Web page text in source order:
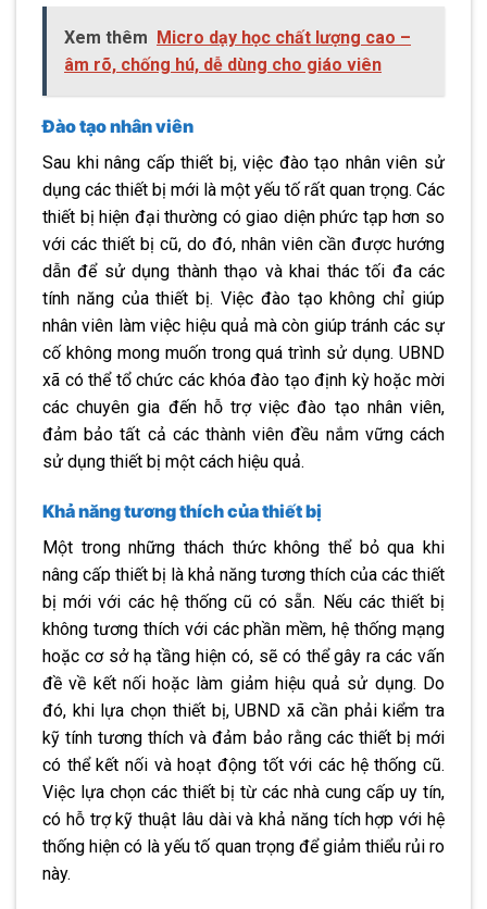
Xem thêm
Micro dạy học chất lượng cao –
âm rõ, chống hú, dễ dùng cho giáo viên
Đào tạo nhân viên
Sau khi nâng cấp thiết bị, việc đào tạo nhân viên sử
dụng các thiết bị mới là một yếu tố rất quan trọng. Các
thiết bị hiện đại thường có giao diện phức tạp hơn so
với các thiết bị cũ, do đó, nhân viên cần được hướng
dẫn để sử dụng thành thạo và khai thác tối đa các
tính năng của thiết bị. Việc đào tạo không chỉ giúp
nhân viên làm việc hiệu quả mà còn giúp tránh các sự
cố không mong muốn trong quá trình sử dụng. UBND
xã có thể tổ chức các khóa đào tạo định kỳ hoặc mời
các chuyên gia đến hỗ trợ việc đào tạo nhân viên,
đảm bảo tất cả các thành viên đều nắm vững cách
sử dụng thiết bị một cách hiệu quả.
Khả năng tương thích của thiết bị
Một trong những thách thức không thể bỏ qua khi
nâng cấp thiết bị là khả năng tương thích của các thiết
bị mới với các hệ thống cũ có sẵn. Nếu các thiết bị
không tương thích với các phần mềm, hệ thống mạng
hoặc cơ sở hạ tầng hiện có, sẽ có thể gây ra các vấn
đề về kết nối hoặc làm giảm hiệu quả sử dụng. Do
đó, khi lựa chọn thiết bị, UBND xã cần phải kiểm tra
kỹ tính tương thích và đảm bảo rằng các thiết bị mới
có thể kết nối và hoạt động tốt với các hệ thống cũ.
Việc lựa chọn các thiết bị từ các nhà cung cấp uy tín,
có hỗ trợ kỹ thuật lâu dài và khả năng tích hợp với hệ
thống hiện có là yếu tố quan trọng để giảm thiểu rủi ro
này.